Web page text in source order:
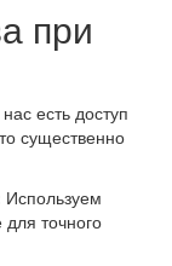
при
есть доступ
существенно
Используем
точного